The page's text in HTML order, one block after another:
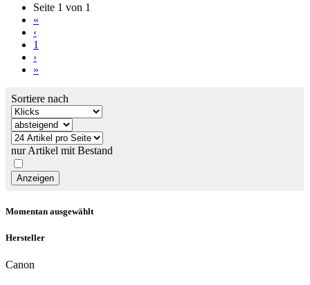
Seite 1 von 1
«
‹
1
›
»
Sortiere nach
nur Artikel mit Bestand
Momentan ausgewählt
Hersteller
Canon